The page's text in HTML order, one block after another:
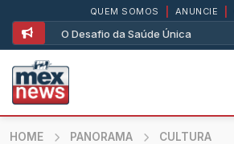
O Desafio da Saúde Única
QUEM SOMOS ANUNCIE
HOME PANORAMA CULTURA